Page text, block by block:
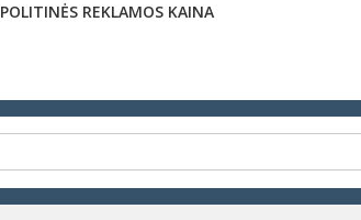
POLITINĖS REKLAMOS KAINA